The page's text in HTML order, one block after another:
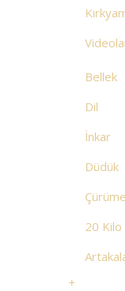
Bellek
Dil
İnkar
Düdük
Çürüme
20
+